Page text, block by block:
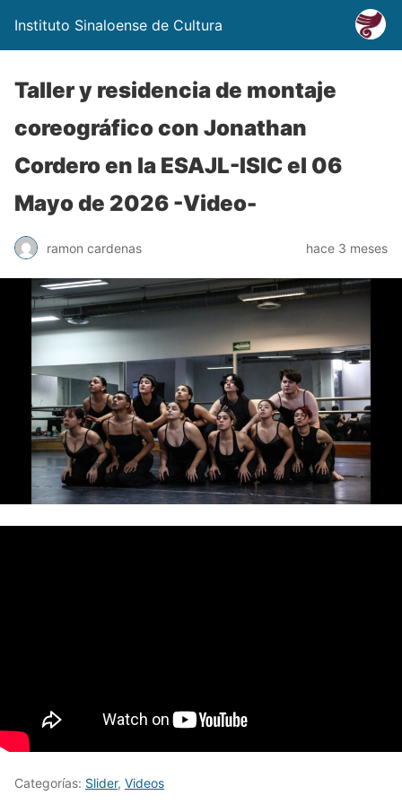
Instituto Sinaloense de Cultura
Taller y residencia de montaje
coreográfico con Jonathan
Cordero en la ESAJL-ISIC el 06
Mayo de 2026 -Video-
ramon cardenas hace 3 meses
Categorías: Slider, Videos